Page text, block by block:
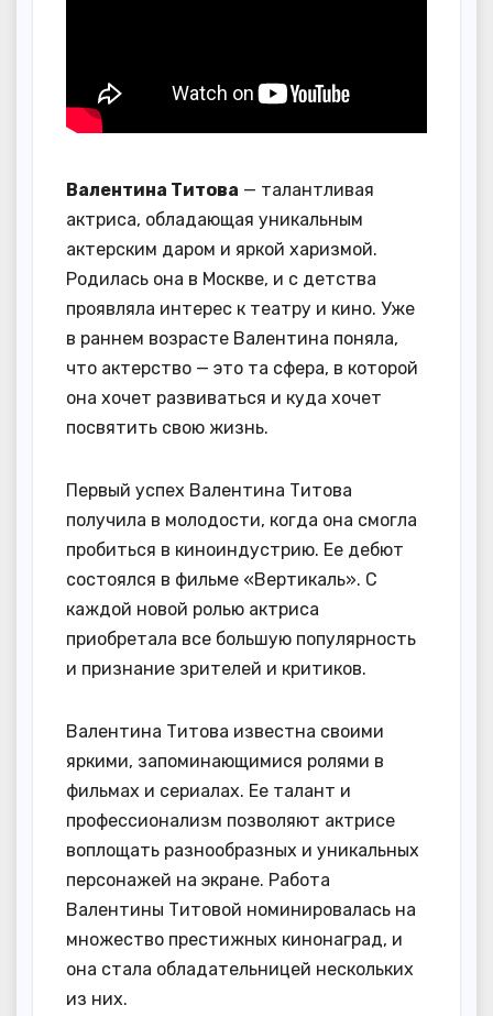
Валентина Титова — талантливая
актриса, обладающая уникальным
актерским даром и яркой харизмой.
Родилась она в Москве, и с детства
проявляла интерес к театру и кино. Уже
в раннем возрасте Валентина поняла,
что актерство — это та сфера, в которой
она хочет развиваться и куда хочет
посвятить свою жизнь.
Первый успех Валентина Титова
получила в молодости, когда она смогла
пробиться в киноиндустрию. Ее дебют
состоялся в фильме «Вертикаль». С
каждой новой ролью актриса
приобретала все большую популярность
и признание зрителей и критиков.
Валентина Титова известна своими
яркими, запоминающимися ролями в
фильмах и сериалах. Ее талант и
профессионализм позволяют актрисе
воплощать разнообразных и уникальных
персонажей на экране. Работа
Валентины Титовой номинировалась на
множество престижных кинонаград, и
она стала обладательницей нескольких
из них.